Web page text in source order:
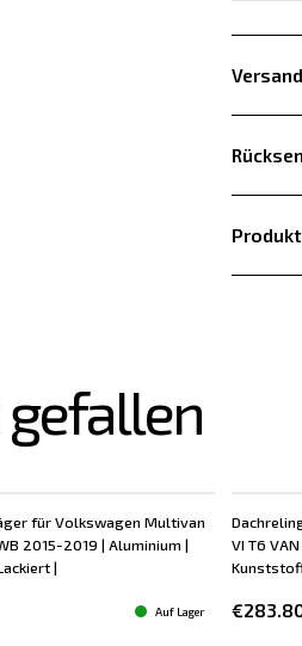
Versand
gefallen
für Volkswagen Multivan
2015-2019 | Aluminium |
|
Auf Lager
VI T6